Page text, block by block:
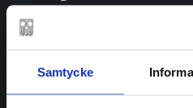
Samtycke
musik. Och ibland är
märkliga. I intervjuer
”Samlade verk”, läser
Bittans pianospel varit